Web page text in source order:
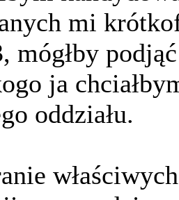
mi
mógłby
ja
oddziału.